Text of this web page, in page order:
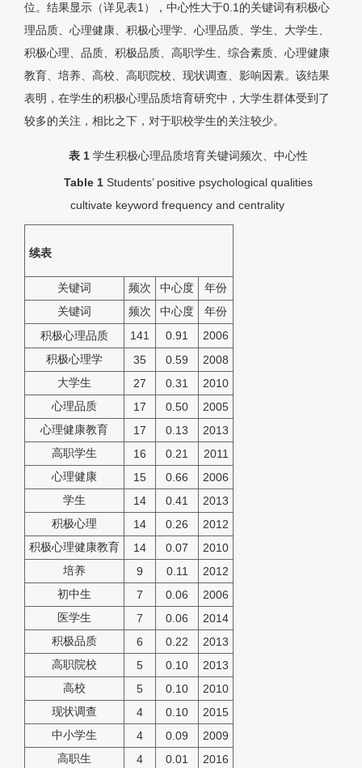
位。结果显示（详见表1），中心性大于0.1的关键词有积极心
理品质、心理健康、积极心理学、心理品质、学生、大学生、
积极心理、品质、积极品质、高职学生、综合素质、心理健康
教育、培养、高校、高职院校、现状调查、影响因素。该结果
表明，在学生的积极心理品质培育研究中，大学生群体受到了
较多的关注，相比之下，对于职校学生的关注较少。
表 1 学生积极心理品质培育关键词频次、中心性
Table 1 Students’ positive psychological qualities
cultivate keyword frequency and centrality
续表
关键词 频次 中心度
年份
关键词
频次 中心度
年份
积极心理品质
141 0.91
2006
积极心理学
35 0.59
2008
大学生
27 0.31
2010
心理品质
17 0.50
2005
心理健康教育
17 0.13
2013
高职学生
16 0.21
2011
心理健康
15 0.66
2006
学生
14 0.41
2013
积极心理
14 0.26
2012
积极心理健康教育
14 0.07
2010
培养
9 0.11
2012
初中生
7 0.06
2006
医学生
7 0.06
2014
积极品质
6 0.22
2013
高职院校
5 0.10
2013
高校
5 0.10
2010
现状调查
4 0.10
2015
中小学生
4 0.09
2009
高职生
4 0.01
2016